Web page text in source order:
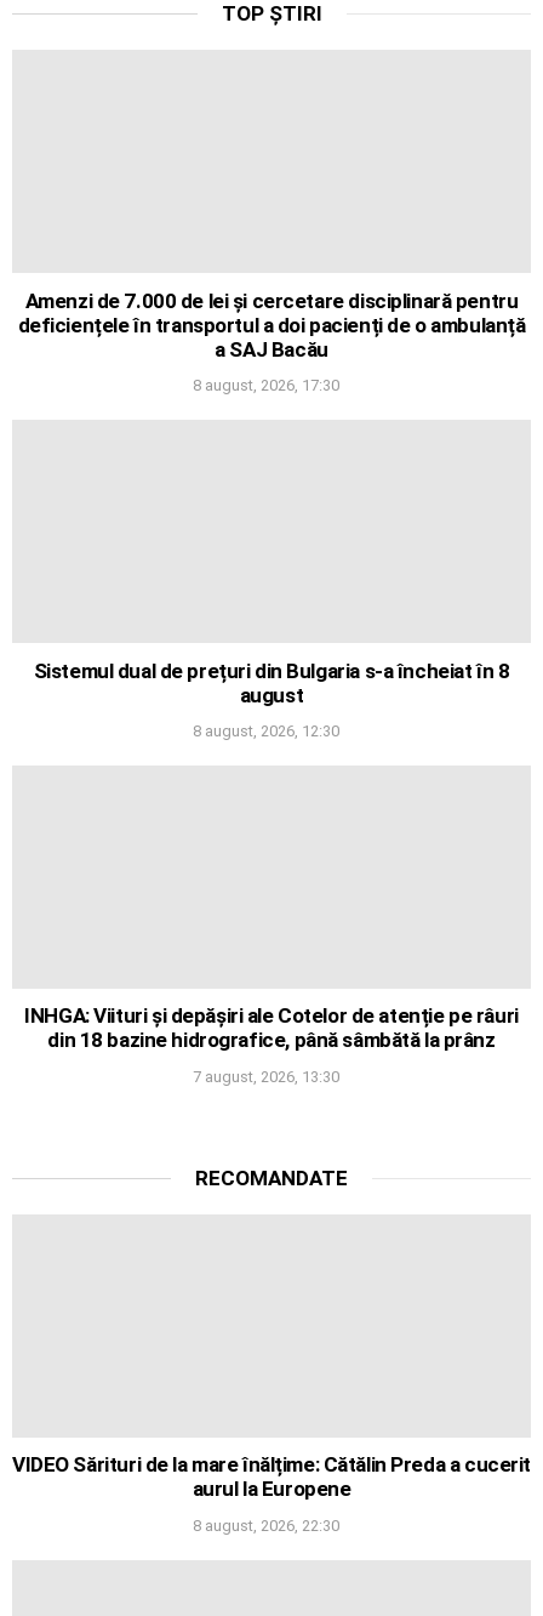
TOP ȘTIRI
Amenzi de 7.000 de lei și cercetare disciplinară pentru
deficiențele în transportul a doi pacienți de o ambulanță
a SAJ Bacău
8 august, 2026, 17:30
Sistemul dual de prețuri din Bulgaria s-a încheiat în 8
august
8 august, 2026, 12:30
INHGA: Viituri și depășiri ale Cotelor de atenție pe râuri
din 18 bazine hidrografice, până sâmbătă la prânz
7 august, 2026, 13:30
RECOMANDATE
VIDEO Sărituri de la mare înălțime: Cătălin Preda a cucerit
aurul la Europene
8 august, 2026, 22:30